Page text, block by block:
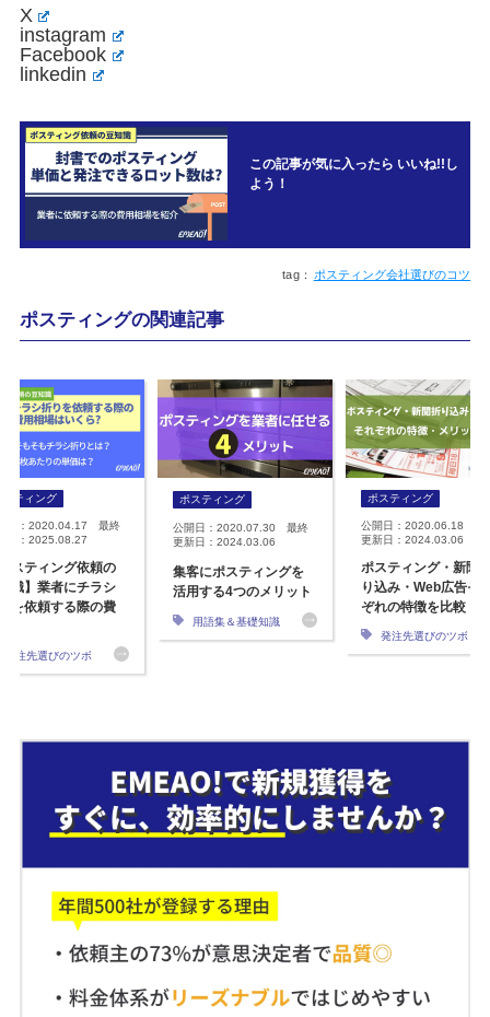
X
instagram
Facebook
linkedin
この記事が気に入ったら いいね!!し
よう！
ポスティング会社選びのコツ
ポスティングの関連記事
スティング
日：2020.04.17 最終
日：2025.08.27
スティング依頼の
識】業者にチラシ
を依頼する際の費
発注先選びのツボ
ポスティング
公開日：2020.07.30 最終
更新日：2024.03.06
集客にポスティングを
活用する4つのメリット
用語集＆基礎知識
ポスティング
公開日：2020.06.18 最
更新日：2024.03.06
ポスティング・新聞
り込み・Web広告そ
ぞれの特徴を比較
発注先選びのツボ